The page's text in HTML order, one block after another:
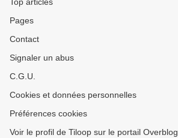
Pages
Contact
Signaler un abus
C.G.U.
Cookies et données personnelles
Préférences cookies
Voir le profil de Tiloop sur le portail Overblog